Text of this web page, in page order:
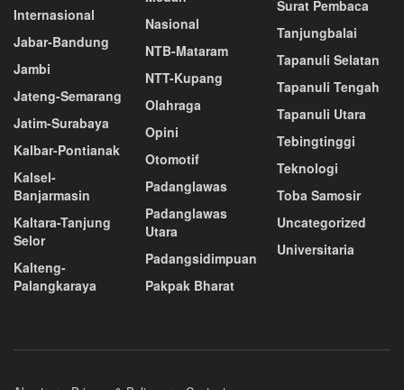
Internasional
Jabar-Bandung
Jambi
Jateng-Semarang
Jatim-Surabaya
Kalbar-Pontianak
Kalsel-
Banjarmasin
Kaltara-Tanjung
Selor
Kalteng-
Palangkaraya
Nasional
NTB-Mataram
NTT-Kupang
Olahraga
Opini
Otomotif
Padanglawas
Padanglawas
Utara
Padangsidimpuan
Pakpak Bharat
Surat Pembaca
Tanjungbalai
Tapanuli Selatan
Tapanuli Tengah
Tapanuli Utara
Tebingtinggi
Teknologi
Toba Samosir
Uncategorized
Universitaria